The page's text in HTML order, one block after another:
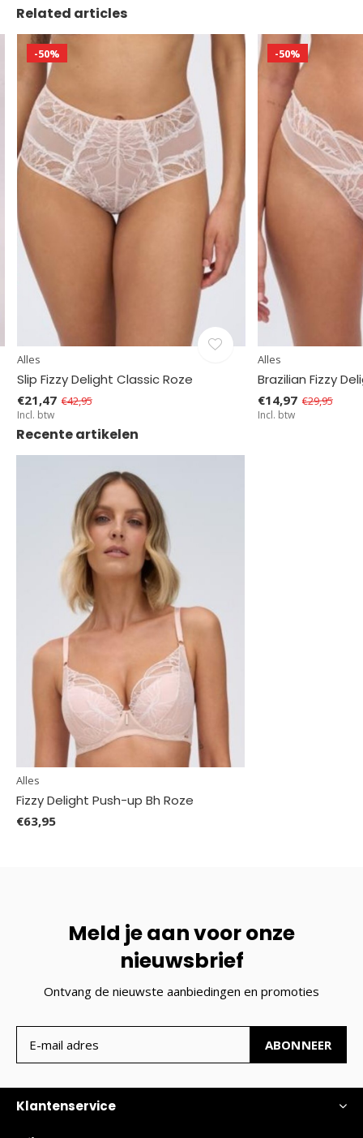
Related articles
-50%
Alles
Slip Fizzy Delight Classic Roze
€21,47 €42,95
Incl. btw
-50%
Alles
Brazilian Fizzy
€14,97 €29,95
Incl. btw
Recente artikelen
Alles
Fizzy Delight Push-up Bh Roze
€63,95
Meld je aan voor onze
nieuwsbrief
Ontvang de nieuwste aanbiedingen en promoties
ABONNEER
Klantenservice